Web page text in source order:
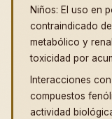
Niños: El uso en
contraindicado
metabólico y
toxicidad por
Interacciones
compuestos
actividad